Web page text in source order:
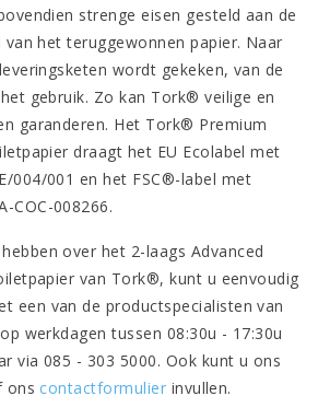
strenge eisen gesteld aan de
het teruggewonnen papier. Naar
wordt gekeken, van de
gebruik. Zo kan Tork® veilige en
garanderen. Het Tork® Premium
draagt het EU Ecolabel met
004/001 en het FSC®-label met
COC-008266.
over het 2-laags Advanced
van Tork®, kunt u eenvoudig
een van de productspecialisten van
werkdagen tussen 08:30u - 17:30u
via 085 - 303 5000. Ook kunt u ons
ons contactformulier invullen.